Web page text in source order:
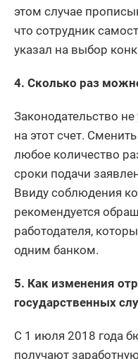
этом случае
что сотрудник
указал на выбор
4. Сколько раз
Законодательство
на этот счет.
любое количество
сроки подачи
Ввиду соблюдения
рекомендуется
работодателя,
одним банком.
5. Как изменения
государственных
С 1 июля 2018 года
получают